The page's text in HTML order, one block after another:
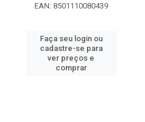
EAN: 8501110080439
Faça seu login ou
cadastre-se para
ver preços e
comprar